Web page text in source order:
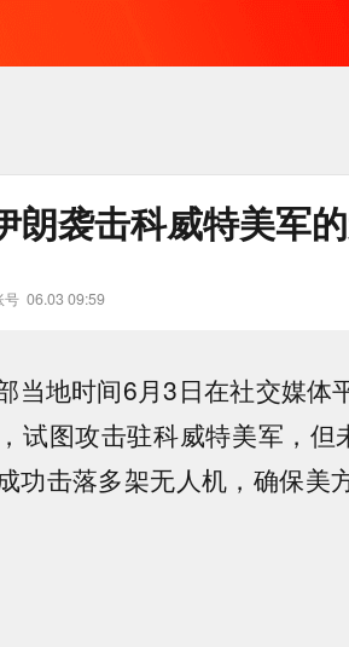
朗袭击科威特美军
号 06.03 09:59
当地时间6月3日在社交媒体
试图攻击驻科威特美军，但
功击落多架无人机，确保美